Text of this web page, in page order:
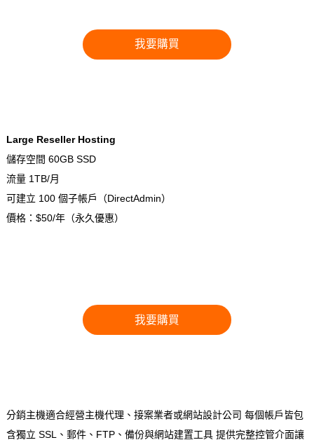
我要購買
Large Reseller Hosting
儲存空間 60GB SSD
流量 1TB/月
可建立 100 個子帳戶（DirectAdmin）
價格：$50/年（永久優惠）
我要購買
分銷主機適合經營主機代理、接案業者或網站設計公司 每個帳戶皆包
含獨立 SSL、郵件、FTP、備份與網站建置工具 提供完整控管介面讓